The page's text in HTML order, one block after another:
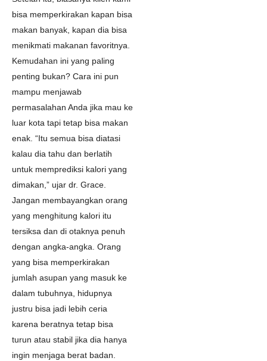
bisa memperkirakan kapan bisa
makan banyak, kapan dia bisa
menikmati makanan favoritnya.
Kemudahan ini yang paling
penting bukan? Cara ini pun
mampu menjawab
permasalahan Anda jika mau ke
luar kota tapi tetap bisa makan
enak. “Itu semua bisa diatasi
kalau dia tahu dan berlatih
untuk memprediksi kalori yang
dimakan,” ujar dr. Grace.
Jangan membayangkan orang
yang menghitung kalori itu
tersiksa dan di otaknya penuh
dengan angka-angka. Orang
yang bisa memperkirakan
jumlah asupan yang masuk ke
dalam tubuhnya, hidupnya
justru bisa jadi lebih ceria
karena beratnya tetap bisa
turun atau stabil jika dia hanya
ingin menjaga berat badan.